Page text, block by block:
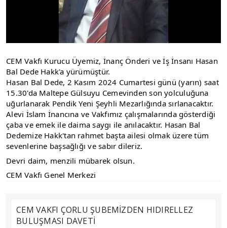
CEM Vakfı Kurucu Üyemiz, İnanç Önderi ve İş İnsanı Hasan
Bal Dede Hakk'a yürümüştür.
Hasan Bal Dede, 2 Kasım 2024 Cumartesi günü (yarın) saat
15.30'da Maltepe Gülsuyu Cemevinden son yolculuğuna
uğurlanarak Pendik Yeni Şeyhli Mezarlığında sırlanacaktır.
Alevi İslam İnancına ve Vakfımız çalışmalarında gösterdiği
çaba ve emek ile daima saygı ile anılacaktır. Hasan Bal
Dedemize Hakk'tan rahmet başta ailesi olmak üzere tüm
sevenlerine başsağlığı ve sabır dileriz.
Devri daim, menzili mübarek olsun.
CEM Vakfı Genel Merkezi
CEM VAKFI ÇORLU ŞUBEMİZDEN HIDIRELLEZ
BULUŞMASI DAVETİ